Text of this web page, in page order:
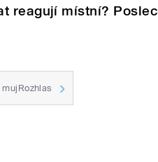
reagují místní?